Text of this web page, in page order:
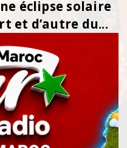
éclipse solaire
et d’autre du...